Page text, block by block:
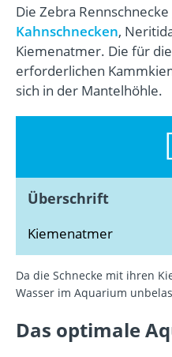
Die Zebra
Kahnschnecken,
Kiemenatmer. Die für
erforderlichen
sich in der Mantelhöhle.
Überschrift
Kiemenatmer
Da die Schnecke mit ihren
Wasser im Aquarium
Das optimale